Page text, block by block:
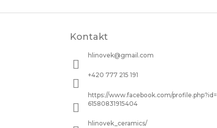
Kontakt
hlinovek@gmail.com
+420 777 215 191
https://www.facebook.com/profile.php?id=
61580831915404
hlinovek_ceramics/